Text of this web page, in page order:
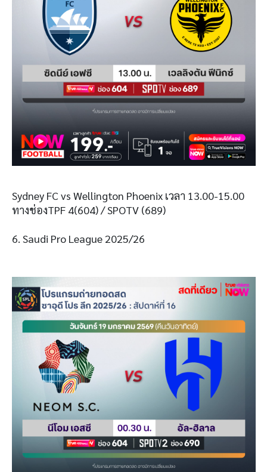
Sydney FC vs Wellington Phoenix เวลา 13.00-15.00
ทางช่องTPF 4(604) / SPOTV (689)
6. Saudi Pro League 2025/26